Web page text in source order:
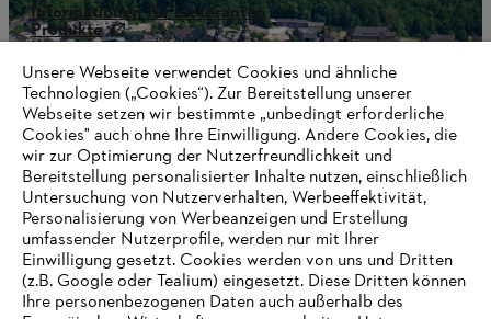
Informationen für Lieferanten
Produkte
Kontakt
Karriere
Hinweisgebersystem
Unsere Webseite verwendet Cookies und ähnliche
Technologien („Cookies“). Zur Bereitstellung unserer
Webseite setzen wir bestimmte „unbedingt erforderliche
Cookies" auch ohne Ihre Einwilligung. Andere Cookies, die
wir zur Optimierung der Nutzerfreundlichkeit und
Bereitstellung personalisierter Inhalte nutzen, einschließlich
Untersuchung von Nutzerverhalten, Werbeeffektivität,
Personalisierung von Werbeanzeigen und Erstellung
umfassender Nutzerprofile, werden nur mit Ihrer
Einwilligung gesetzt. Cookies werden von uns und Dritten
(z.B. Google oder Tealium) eingesetzt. Diese Dritten können
Ihre personenbezogenen Daten auch außerhalb des